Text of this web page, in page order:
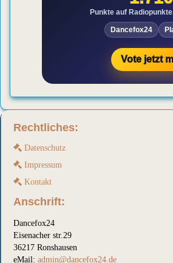
Rechtliches:
Datenschutz
Impressum
Kontakt
Anschrift:
Dancefox24
Eisenacher str.29
36217 Ronshausen
eMail: admin@dancefox24.de